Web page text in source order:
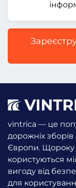
vintrica — це
дорожніх
Європи. Щороку
користуються
вигоду від
для